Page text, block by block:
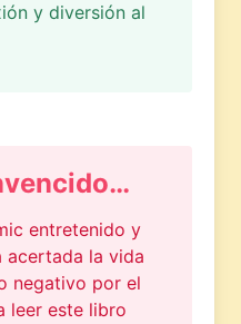
y diversión al
entretenido y
acertada la vida
negativo por el
leer este libro